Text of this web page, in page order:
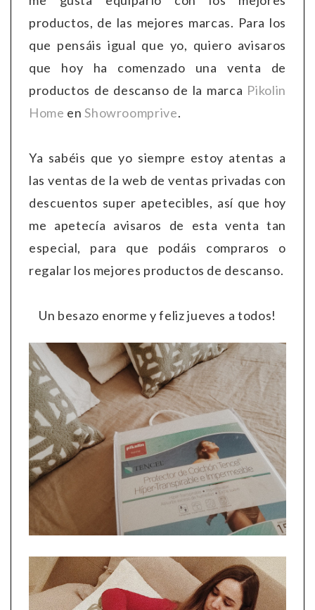
productos, de las mejores marcas. Para los
que pensáis igual que yo, quiero avisaros
que hoy ha comenzado una venta de
productos de descanso de la marca Pikolin
Home enShowroomprive.
Ya sabéis que yo siempre estoy atentas a
las ventas de la web de ventas privadas con
descuentos super apetecibles, así que hoy
me apetecía avisaros de esta venta tan
especial, para que podáis compraros o
regalar los mejores productos de descanso.
Un besazo enorme y feliz jueves a todos!